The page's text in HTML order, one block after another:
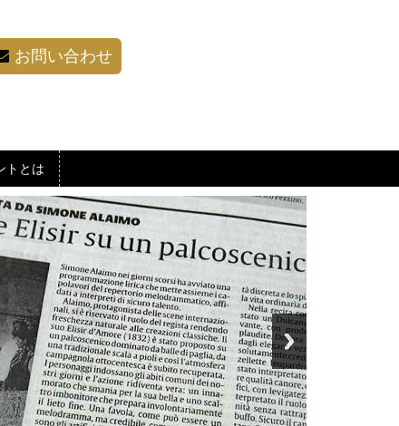
お問い合わせ
トとは